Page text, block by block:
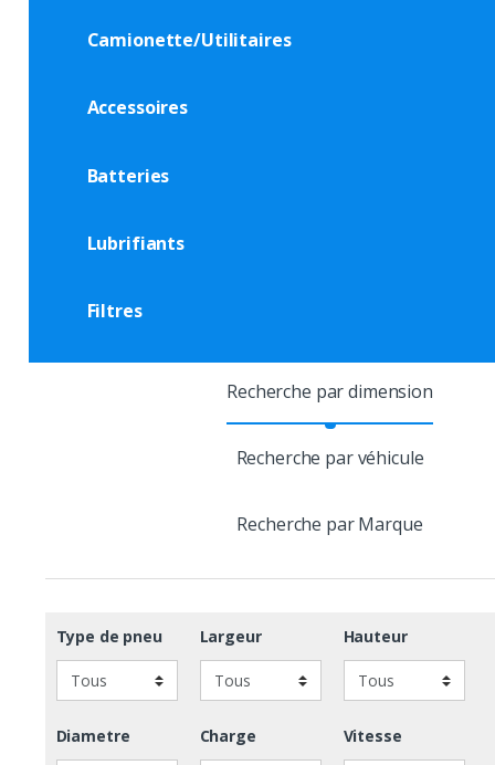
Camionette/Utilitaires
Accessoires
Batteries
Lubrifiants
Filtres
Recherche par dimension
Recherche par véhicule
Recherche par Marque
Type de pneu Largeur Hauteur
Diametre Charge Vitesse